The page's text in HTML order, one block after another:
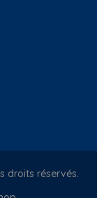
droits réservés.